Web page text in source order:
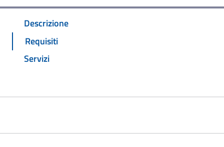
Descrizione
Requisiti
Servizi